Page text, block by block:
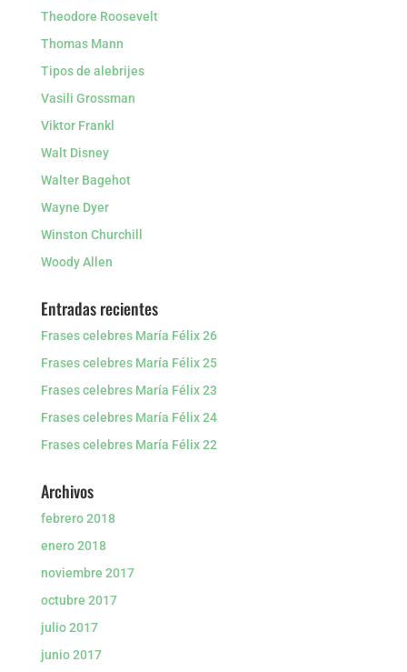
Theodore Roosevelt
Thomas Mann
Tipos de alebrijes
Vasili Grossman
Viktor Frankl
Walt Disney
Walter Bagehot
Wayne Dyer
Winston Churchill
Woody Allen
Entradas recientes
Frases celebres María Félix 26
Frases celebres María Félix 25
Frases celebres María Félix 23
Frases celebres María Félix 24
Frases celebres María Félix 22
Archivos
febrero 2018
enero 2018
noviembre 2017
octubre 2017
julio 2017
junio 2017